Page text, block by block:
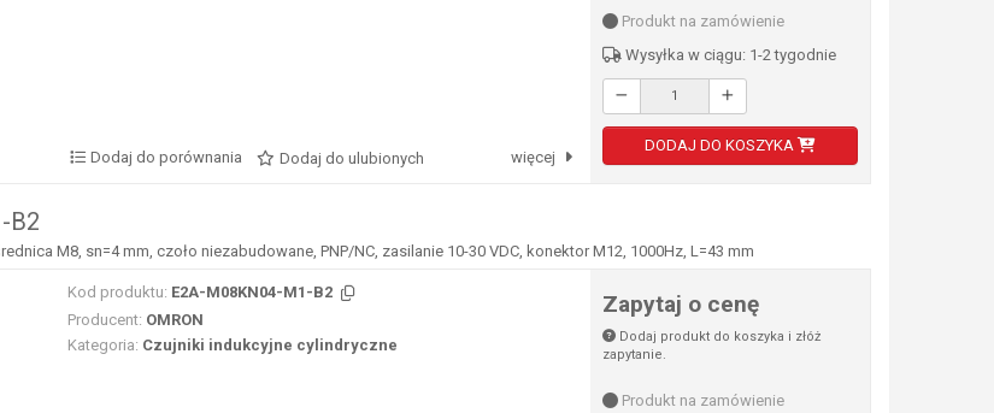
Dodaj do porównania Dodaj do ulubionych więcej
Produkt na zamówienie
Wysyłka w ciągu: 1-2 tygodnie
DODAJ DO KOSZYKA
B2
M8, sn=4 mm, czoło niezabudowane, PNP/NC, zasilanie 10-30 VDC, konektor M12, 1000Hz, L=43 mm
Kod produktu: E2A-M08KN04-M1-B2
Producent: OMRON
Kategoria: Czujniki indukcyjne cylindryczne
Zapytaj o cenę
Dodaj produkt do koszyka i złóż
zapytanie.
Produkt na zamówienie